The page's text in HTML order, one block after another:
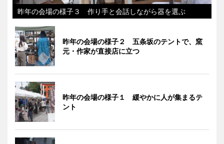
昨年の会場の様子３ 作り手と会話しながら器を選ぶ
昨年の会場の様子２ 五条坂のテントで、窯
元・作家が直接店に立つ
昨年の会場の様子１ 緩やかに人が集まるテ
ント